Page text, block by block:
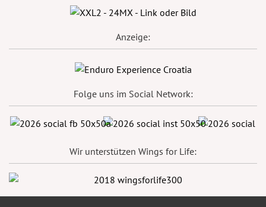
Anzeige:
Folge uns im Social Network:
Wir unterstützen Wings for Life: